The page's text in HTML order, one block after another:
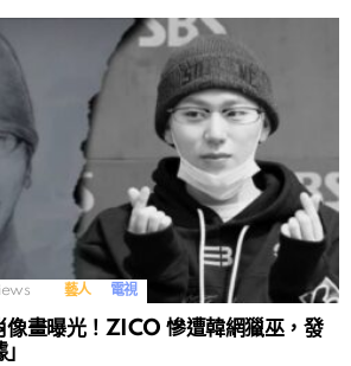
藝人 電視
像畫曝光！ZICO 慘遭韓網獵巫，發